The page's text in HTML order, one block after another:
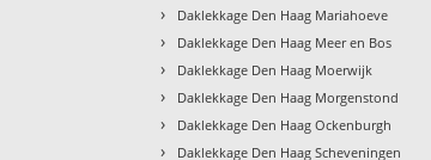
› Daklekkage Den Haag Mariahoeve
› Daklekkage Den Haag Meer en Bos
› Daklekkage Den Haag Moerwijk
› Daklekkage Den Haag Morgenstond
› Daklekkage Den Haag Ockenburgh
› Daklekkage Den Haag Scheveningen